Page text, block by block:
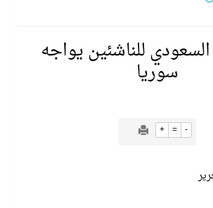
ملاعب الكوكب
للناشئين يواجه
سوريا
+ = -